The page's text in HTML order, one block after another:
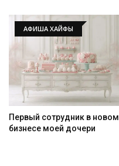
АФИША ХАЙФЫ
Первый сотрудник в новом
бизнесе моей дочери